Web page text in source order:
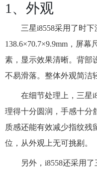
1、外观
三星i8558采用了时
138.6×70.7×9.9mm，屏幕
素，显示效果清晰。背部
不易滑落。整体外观简洁
在细节处理上，三星
理得十分圆润，手感十分
质感还能有效减少指纹残
位，从外观上无可挑剔。
另外，i8558还采用